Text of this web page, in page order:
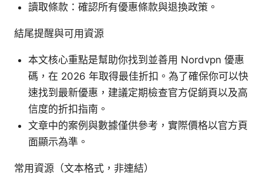
讀取條款：確認所有優惠條款與退換政策。
結尾提醒與可用資源
本文核心重點是幫助你找到並善用 Nordvpn 優惠
碼，在 2026 年取得最佳折扣。為了確保你可以快
速找到最新優惠，建議定期檢查官方促銷頁以及高
信度的折扣指南。
文章中的案例與數據僅供參考，實際價格以官方頁
面顯示為準。
常用資源（文本格式，非連結）